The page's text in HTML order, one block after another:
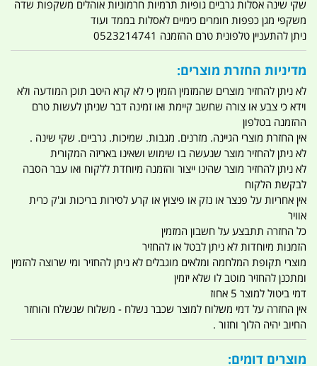
שקי שינה אסלות גרביים גופיות תרמיות חרמוניות אוהלים משקפות שדה
משקפי מגן כפפות חומרים כימיים לאסלות בממד ועוד
ניתן להתעניין טלפונית טרם ההזמנה 0523214741
מדיניות החזרת מוצרים:
לא ניתן להחזיר מוצרים שהמזמין הזמין כי לא קרא היטב תוכן המודעה ולא
וידא כי צבע או צורה שחשב קיימת ואו זמינה דבר שניתן לעשות טרם
ההזמנה בטלפון
אין החזרת מוצרי הגיינה. מזרנים. מגבות. שמיכות. גרביים. שקי שינה .
לא ניתן להחזיר מוצר שנעשה בו שימוש ושאינו באריזה המקורית
לא ניתן להחזיר מוצר שהינו ייצור והזמנה מיוחדת ללקוח ואו עבר הסבה
לבקשת הלקוח
אין אחריות על פנצר או נזק או פיצוץ או קרע לסירות בריכות וג'ק כרית
אוויר
כל החזרה תתבצע על חשבון המזמין
הזמנות מיוחדות לא ניתן לבטל או להחזיר
מוצרי תקופת המלחמה ומלאים מוגבלים לא ניתן להחזיר ומי שרוצה להזמין
ומתכנן להחזיר מוטב לו שלא יזמין
דמי ביטול למוצר 5 אחוז
אין החזרה על דמי משלוח למוצר שכבר נשלח - משלוח שנשלח והוחזר
החיוב יהיה הלוך וחזור .
מוצרים דומים: